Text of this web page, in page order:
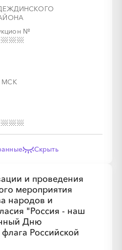
№
МСК
Скрыть
и проведения
мероприятия
народов и
"Россия - наш
Дню
Российской